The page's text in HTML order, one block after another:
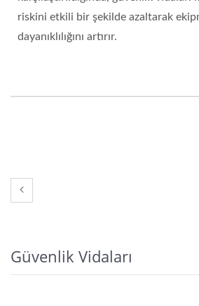
riskini etkili bir şekilde azaltarak
dayanıklılığını artırır.
Güvenlik Vidaları